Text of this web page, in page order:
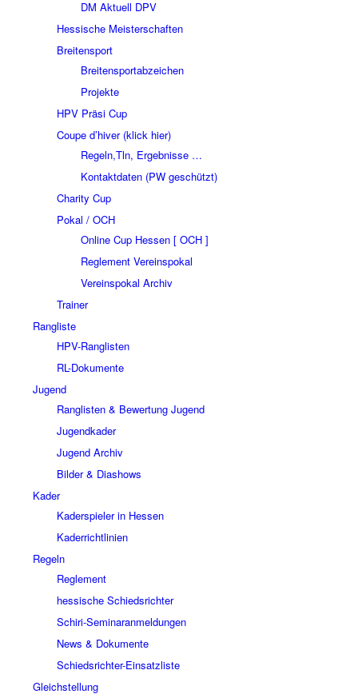
DM Aktuell DPV
Hessische Meisterschaften
Breitensport
Breitensportabzeichen
Projekte
HPV Präsi Cup
Coupe d’hiver (klick hier)
Regeln,Tln, Ergebnisse …
Kontaktdaten (PW geschützt)
Charity Cup
Pokal / OCH
Online Cup Hessen [ OCH ]
Reglement Vereinspokal
Vereinspokal Archiv
Trainer
Rangliste
HPV-Ranglisten
RL-Dokumente
Jugend
Ranglisten & Bewertung Jugend
Jugendkader
Jugend Archiv
Bilder & Diashows
Kader
Kaderspieler in Hessen
Kaderrichtlinien
Regeln
Reglement
hessische Schiedsrichter
Schiri-Seminaranmeldungen
News & Dokumente
Schiedsrichter-Einsatzliste
Gleichstellung